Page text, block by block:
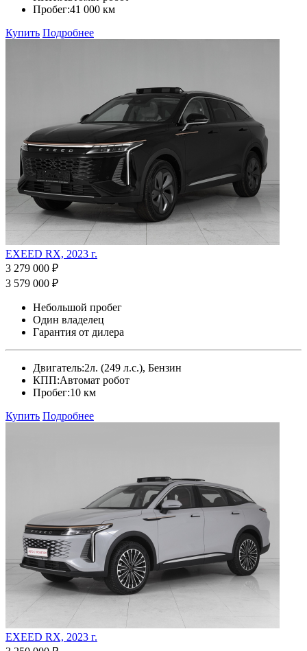
Пробег:41 000 км
Купить Подробнее
EXEED RX, 2023 г.
3 279 000 ₽
3 579 000 ₽
Небольшой пробег
Один владелец
Гарантия от дилера
Двигатель:2л. (249 л.с.), Бензин
КПП:Автомат робот
Пробег:10 км
Купить Подробнее
EXEED RX, 2023 г.